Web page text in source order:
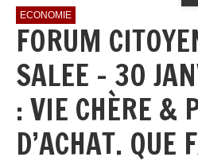
ECONOMIE
FORUM
SALEE - 30
: VIE CHÈRE &
D’ACHAT. QUE